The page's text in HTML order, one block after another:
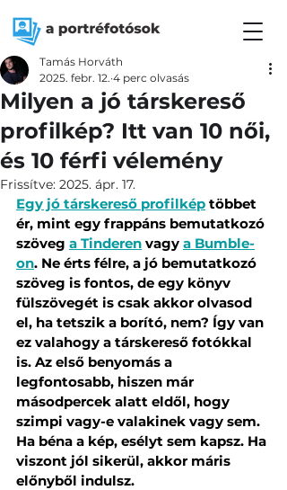
Milyen a jó társkereső
profilkép? Itt van 10 női,
és 10 férfi vélemény
Tamás Horváth
2025. febr. 12. 4 perc olvasás
Frissítve: 2025. ápr. 17.
Egy jó társkereső profilkép többet
ér, mint egy frappáns bemutatkozó
szöveg a Tinderen vagy a Bumble-
on. Ne érts félre, a jó bemutatkozó
szöveg is fontos, de egy könyv
fülszövegét is csak akkor olvasod
el, ha tetszik a borító, nem? Így van
ez valahogy a társkereső fotókkal
is. Az első benyomás a
legfontosabb, hiszen már
másodpercek alatt eldől, hogy
szimpi vagy-e valakinek vagy sem.
Ha béna a kép, esélyt sem kapsz. Ha
viszont jól sikerül, akkor máris
előnyből indulsz.